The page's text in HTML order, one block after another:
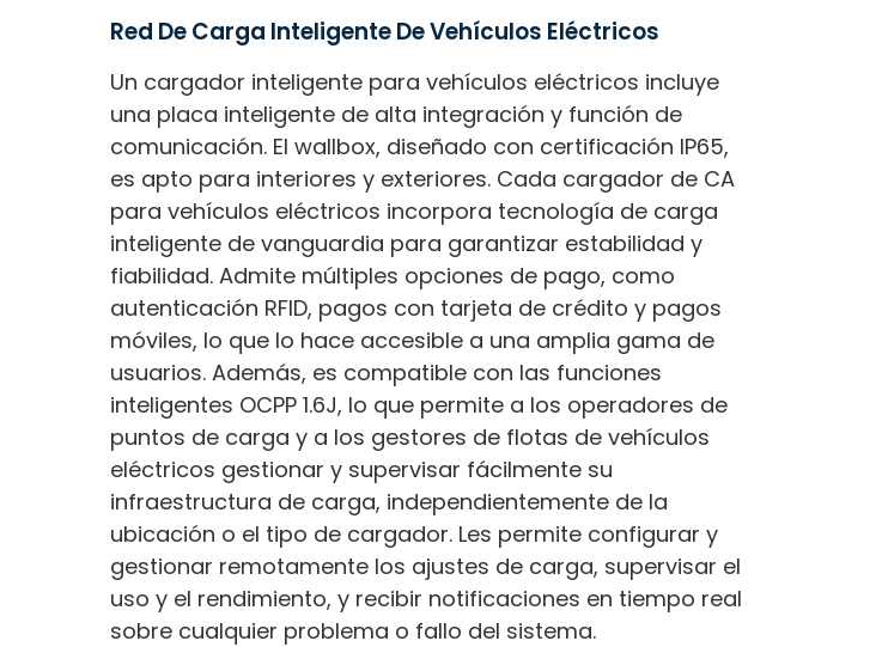
Red De Carga Inteligente De Vehículos Eléctricos
Un cargador inteligente para vehículos eléctricos incluye
una placa inteligente de alta integración y función de
comunicación. El wallbox, diseñado con certificación IP65,
es apto para interiores y exteriores. Cada cargador de CA
para vehículos eléctricos incorpora tecnología de carga
inteligente de vanguardia para garantizar estabilidad y
fiabilidad. Admite múltiples opciones de pago, como
autenticación RFID, pagos con tarjeta de crédito y pagos
móviles, lo que lo hace accesible a una amplia gama de
usuarios. Además, es compatible con las funciones
inteligentes OCPP 1.6J, lo que permite a los operadores de
puntos de carga y a los gestores de flotas de vehículos
eléctricos gestionar y supervisar fácilmente su
infraestructura de carga, independientemente de la
ubicación o el tipo de cargador. Les permite configurar y
gestionar remotamente los ajustes de carga, supervisar el
uso y el rendimiento, y recibir notificaciones en tiempo real
sobre cualquier problema o fallo del sistema.